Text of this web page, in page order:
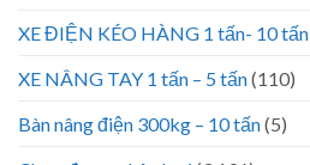
XE ĐIỆN KÉO HÀNG 1 tấn- 10 tấn
XE NÂNG TAY 1 tấn – 5 tấn(110)
Bàn nâng điện 300kg – 10 tấn(5)